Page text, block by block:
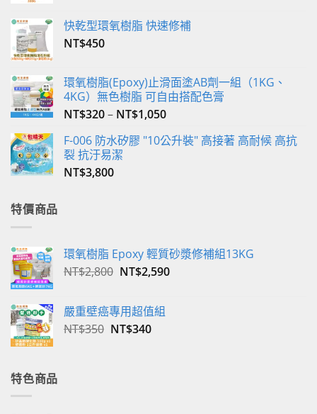
產
品
頁
選
擇
選
快乾型環氧樹脂 快速修補
NT$450
環氧樹脂(Epoxy)止滑面塗AB劑一組（1KG、
4KG）無色樹脂 可自由搭配色膏
NT$320– NT$1,050
F-006 防水矽膠 "10公升裝" 高接著 高耐候 高抗
裂 抗汙易潔
NT$3,800
特價商品
環氧樹脂 Epoxy 輕質砂漿修補組13KG
NT$2,800 原
格：
NT$2,800。
NT$2,590目
嚴重壁癌專用超值組
NT$350 原
NT$340目
特色商品